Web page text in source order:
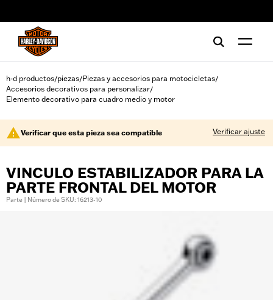
h-d productos/piezas/Piezas y accesorios para motocicletas/
Accesorios decorativos para personalizar/
Elemento decorativo para cuadro medio y motor
Verificar que esta pieza sea compatible Verificar ajuste
VINCULO ESTABILIZADOR PARA LA
PARTE FRONTAL DEL MOTOR
Parte | Número de SKU: 16213-10